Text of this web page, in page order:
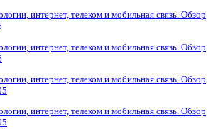
интернет, телеком и мобильная связь. Обзор
интернет, телеком и мобильная связь. Обзор
интернет, телеком и мобильная связь. Обзор
интернет, телеком и мобильная связь. Обзор